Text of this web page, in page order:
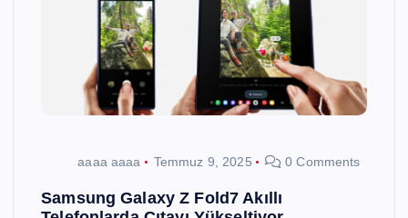
aaaa aaaa Temmuz 9, 2025 0 Comments
Samsung Galaxy Z Fold7 Akıllı